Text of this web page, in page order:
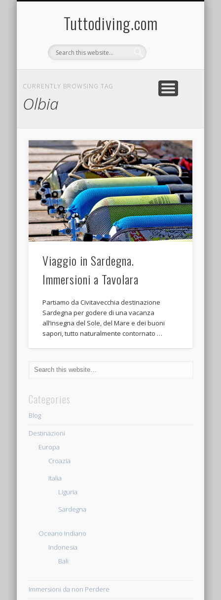
Tuttodiving.com
CURRENTLY BROWSING TAG
Olbia
Viaggio in Sardegna.
Immersioni a Tavolara
Partiamo da Civitavecchia destinazione
Sardegna per godere di una vacanza
all’insegna del Sole, del Mare e dei buoni
sapori, tutto naturalmente contornato …
Categories
Blog
Destinazioni
Europa
Croazia
Italia
Liguria
Sardegna
Oceano Indiano
Indonesia
Bali
Immersioni da non Perdere